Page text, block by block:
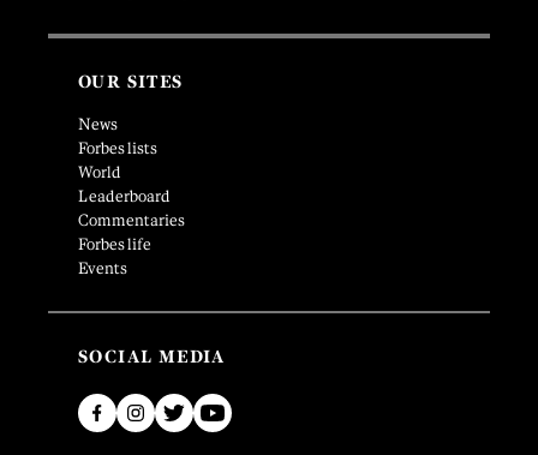
OUR SITES
News
Forbes lists
World
Leaderboard
Commentaries
Forbes life
Events
SOCIAL MEDIA